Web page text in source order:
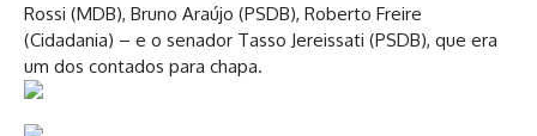
Rossi (MDB), Bruno Araújo (PSDB), Roberto Freire
(Cidadania) – e o senador Tasso Jereissati (PSDB), que era
um dos contados para chapa.